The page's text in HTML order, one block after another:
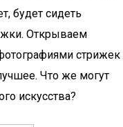
будет сидеть
Открываем
стрижек
Что же могут
искусства?